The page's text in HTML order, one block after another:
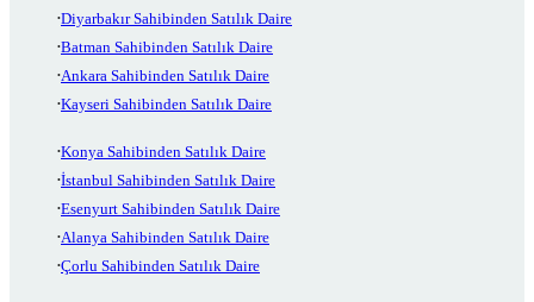
Diyarbakır Sahibinden Satılık Daire
Batman Sahibinden Satılık Daire
Ankara Sahibinden Satılık Daire
Kayseri Sahibinden Satılık Daire
Konya Sahibinden Satılık Daire
İstanbul Sahibinden Satılık Daire
Esenyurt Sahibinden Satılık Daire
Alanya Sahibinden Satılık Daire
Çorlu Sahibinden Satılık Daire